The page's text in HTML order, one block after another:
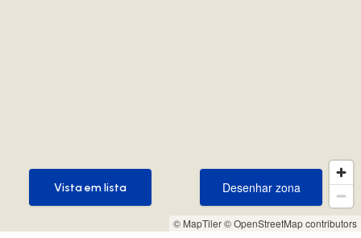
© MapTiler© OpenStreetMap contributors
Desenhar zona
Desenhar zona
Vista em lista
Vista em lista